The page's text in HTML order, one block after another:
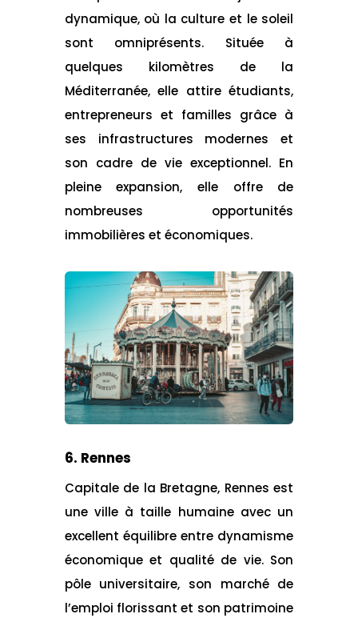
dynamique, où la culture et le soleil
sont omniprésents. Située à
quelques kilomètres de la
Méditerranée, elle attire étudiants,
entrepreneurs et familles grâce à
ses infrastructures modernes et
son cadre de vie exceptionnel. En
pleine expansion, elle offre de
nombreuses opportunités
immobilières et économiques.
6. Rennes
Capitale de la Bretagne, Rennes est
une ville à taille humaine avec un
excellent équilibre entre dynamisme
économique et qualité de vie. Son
pôle universitaire, son marché de
l’emploi florissant et son patrimoine